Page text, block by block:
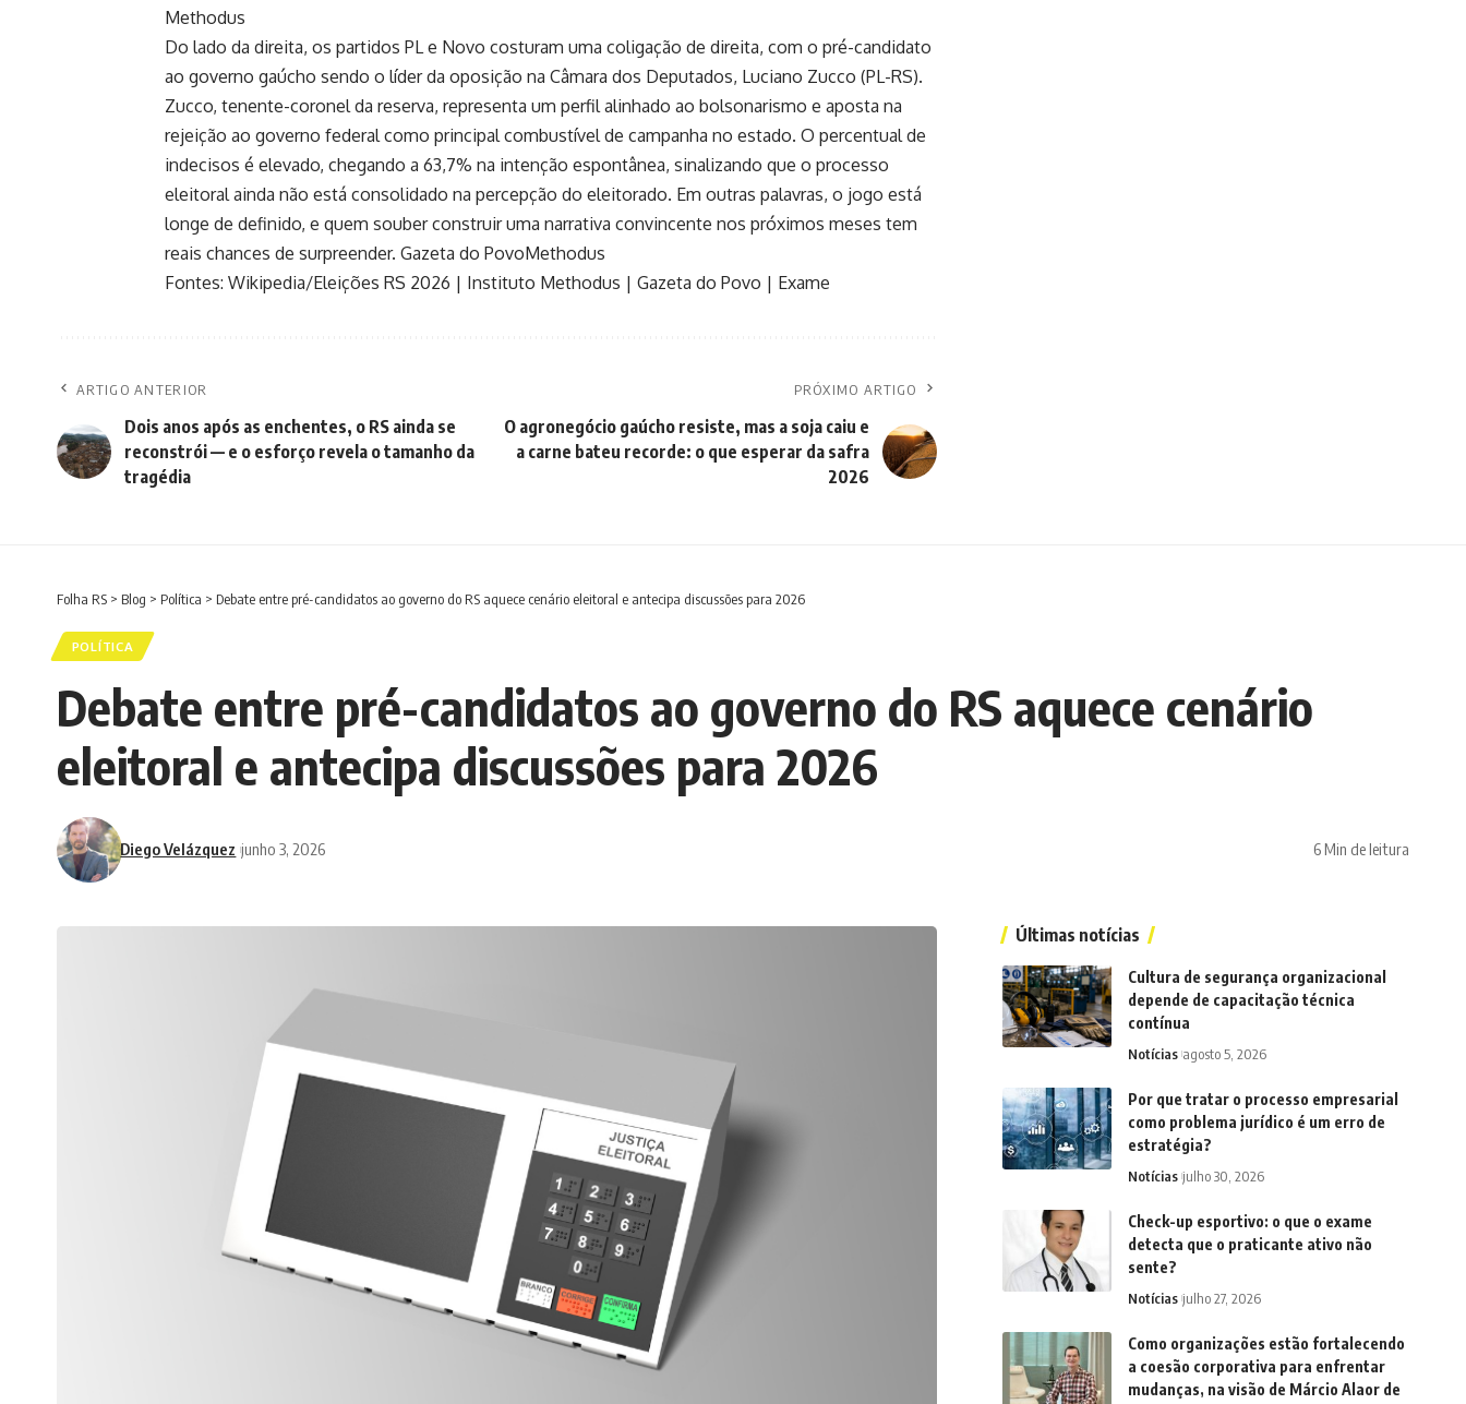
Methodus
Do lado da direita, os partidos PL e Novo costuram uma coligação de direita, com o pré-candidato
ao governo gaúcho sendo o líder da oposição na Câmara dos Deputados, Luciano Zucco (PL-RS).
Zucco, tenente-coronel da reserva, representa um perfil alinhado ao bolsonarismo e aposta na
rejeição ao governo federal como principal combustível de campanha no estado. O percentual de
indecisos é elevado, chegando a 63,7% na intenção espontânea, sinalizando que o processo
eleitoral ainda não está consolidado na percepção do eleitorado. Em outras palavras, o jogo está
longe de definido, e quem souber construir uma narrativa convincente nos próximos meses tem
reais chances de surpreender. Gazeta do PovoMethodus
Fontes: Wikipedia/Eleições RS 2026 | Instituto Methodus | Gazeta do Povo | Exame
ARTIGO ANTERIOR
Dois anos após as enchentes, o RS ainda se
reconstrói — e o esforço revela o tamanho da
tragédia
PRÓXIMO ARTIGO
O agronegócio gaúcho resiste, mas a soja caiu e
a carne bateu recorde: o que esperar da safra
2026
Folha RS > Blog > Política > Debate entre pré-candidatos ao governo do RS aquece cenário eleitoral e antecipa discussões para 2026
POLÍTICA
Debate entre pré-candidatos ao governo do RS aquece cenário
eleitoral e antecipa discussões para 2026
Diego Velázquez junho 3, 2026 6 Min de leitura
Últimas notícias
Cultura de segurança organizacional
depende de capacitação técnica
contínua
Notícias agosto 5, 2026
Por que tratar o processo empresarial
como problema jurídico é um erro de
estratégia?
Notícias julho 30, 2026
Check-up esportivo: o que o exame
detecta que o praticante ativo não
sente?
Notícias julho 27, 2026
Como organizações estão fortalecendo
a coesão corporativa para enfrentar
mudanças, na visão de Márcio Alaor de